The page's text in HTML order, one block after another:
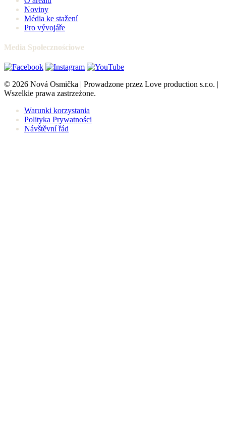
Noviny
Média ke stažení
Pro vývojáře
Media Społecznościowe
© 2026 Nová Osmička | Prowadzone przez Love production s.r.o. |
Wszelkie prawa zastrzeżone.
Warunki korzystania
Polityka Prywatności
Návštěvní řád